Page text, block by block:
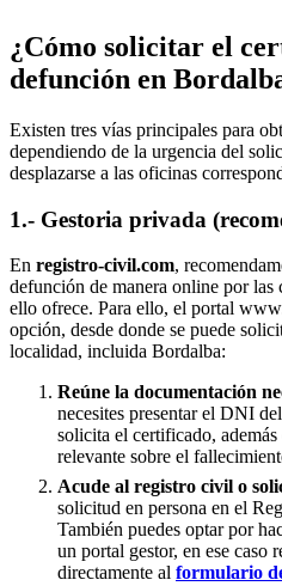
¿Cómo solicitar el
defunción en
Existen tres vías principales para
dependiendo de la urgencia del
desplazarse a las oficinas
1.- Gestoria privada
En registro-civil.com,
defunción de manera online por las
ello ofrece. Para ello, el portal
opción, desde donde se puede
localidad, incluida Bordalba:
Reúne la documentación
necesites presentar el DNI
solicita el certificado,
relevante sobre el
Acude al registro civil o
solicitud en persona en el
También puedes optar por
un portal gestor, en ese caso
directamente al formulario